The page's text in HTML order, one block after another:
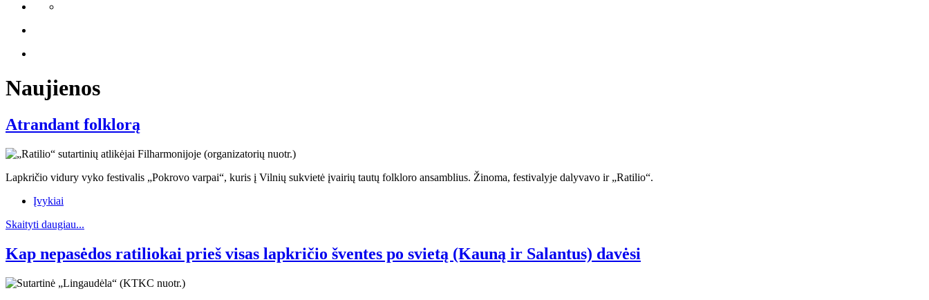
Naujienos
Atrandant folklorą
Lapkričio vidury vyko festivalis „Pokrovo varpai“, kuris į Vilnių sukvietė įvairių tautų folkloro ansamblius. Žinoma, festivalyje dalyvavo ir „Ratilio“.
Įvykiai
Skaityti daugiau...
Kap nepasėdos ratiliokai prieš visas lapkričio šventes po svietą (Kauną ir Salantus) davėsi